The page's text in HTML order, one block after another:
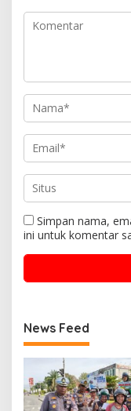
Simpan nama,
ini untuk komentar
News Feed